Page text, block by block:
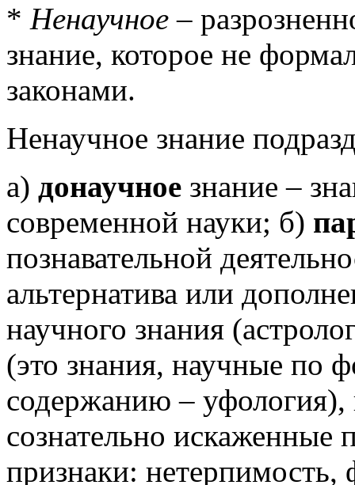
* Ненаучное –
знание, которое не
законами.
Ненаучное знание
а) донаучное знание –
современной науки; б)
познавательной
альтернатива или
научного знания
(это знания, научные по
содержанию –
сознательно искаженные
признаки: нетерпимость,